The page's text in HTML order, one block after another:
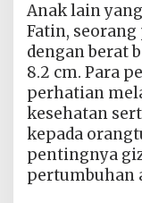
Anak lain
Fatin,
dengan berat
8.2 cm. Para
perhatian
kesehatan
kepada
pentingnya
pertumbuhan